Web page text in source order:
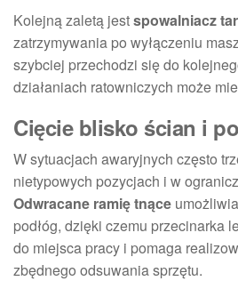
Kolejną zaletą jestspowalniacz
zatrzymywania po wyłączeniu
szybciej przechodzi się do
działaniach ratowniczych może
Cięcie blisko ścian i
W sytuacjach awaryjnych często
nietypowych pozycjach i w
Odwracane ramię tnące
podłóg, dzięki czemu przecinarka
do miejsca pracy i pomaga
zbędnego odsuwania sprzętu.